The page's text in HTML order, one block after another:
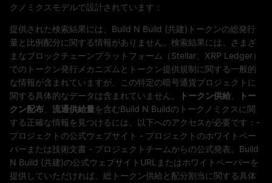
クノミクスモデルで設計されています：
提供された検索結果には、Build N Build (共建)トークンの総発行
量と比例配分に関する情報がありません。検索結果には、さまざ
まなブロックチェーンプラットフォーム（Stellar、XRP Ledger）
でのトークン発行メカニズムとトークン提供規制に関する一般的
な情報が含まれていますが、この特定の暗号通貨プロジェクトに
関する具体的なデータは含まれていません。
トークン供給
トー
クン配布
流通供給量を含むBuild N Buildのトークノミクスに関
する正確な情報を見つけるには、以下へのアクセスが必要です：-
プロジェクトの公式ウェブサイト - プロジェクトのホワイトペー
パーまたは技術文書 - プロジェクトチームからの公式発表。Build
N Build (共建)の公式ウェブサイトURLまたはホワイトペーパーを
提供していただければ、総トークン供給と配分割当に関する具体